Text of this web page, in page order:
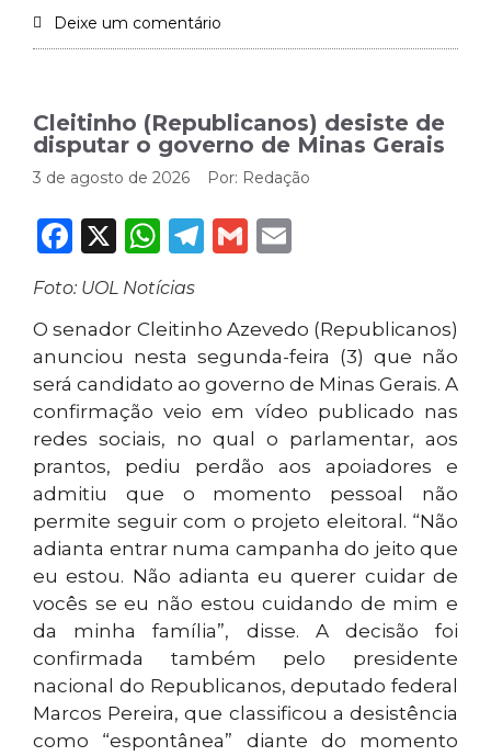
Deixe um comentário
Cleitinho (Republicanos) desiste de
disputar o governo de Minas Gerais
3 de agosto de 2026 Por: Redação
Facebook
X WhatsApp
Telegram
Gmail
Foto: UOL Notícias
O senador Cleitinho Azevedo (Republicanos)
anunciou nesta segunda-feira (3) que não
será candidato ao governo de Minas Gerais. A
confirmação veio em vídeo publicado nas
redes sociais, no qual o parlamentar, aos
prantos, pediu perdão aos apoiadores e
admitiu que o momento pessoal não
permite seguir com o projeto eleitoral. “Não
adianta entrar numa campanha do jeito que
eu estou. Não adianta eu querer cuidar de
vocês se eu não estou cuidando de mim e
da minha família”, disse. A decisão foi
confirmada também pelo presidente
nacional do Republicanos, deputado federal
Marcos Pereira, que classificou a desistência
como “espontânea” diante do momento